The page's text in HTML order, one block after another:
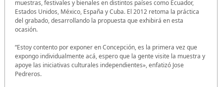
muestras, festivales y bienales en distintos países como Ecuador,
Estados Unidos, México, España y Cuba. El 2012 retoma la práctica
del grabado, desarrollando la propuesta que exhibirá en esta
ocasión.
“Estoy contento por exponer en Concepción, es la primera vez que
expongo individualmente acá, espero que la gente visite la muestra y
apoye las iniciativas culturales independientes», enfatizó Jose
Pedreros.